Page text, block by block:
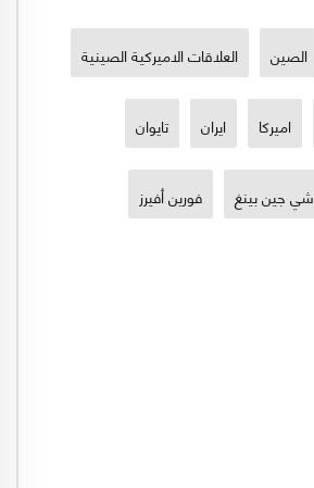
الصين العلاقات الاميركية الصينية
اميركا ايران تايوان
شي جين بينغ فورين أفيرز